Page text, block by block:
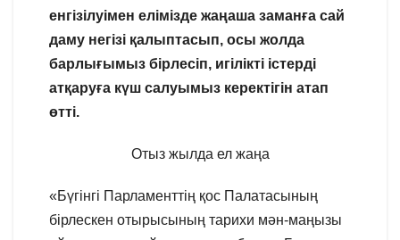
енгізілуімен елімізде жаңаша заманға сай
даму негізі қалыптасып, осы жолда
барлығымыз бірлесіп, игілікті істерді
атқаруға күш салуымыз керектігін атап
өтті.
Отыз жылда ел жаңа
«Бүгінгі Парламенттің қос Палатасының
бірлескен отырысының тарихи мән-маңызы